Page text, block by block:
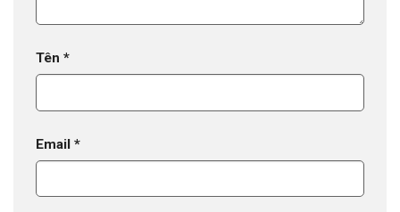
Tên *
Email *